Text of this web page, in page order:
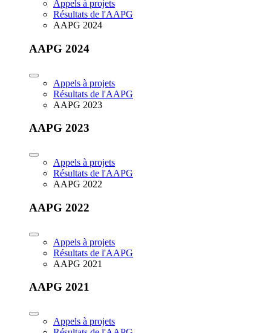
Appels à projets
Résultats de l'AAPG
AAPG 2024
AAPG 2024
Appels à projets
Résultats de l'AAPG
AAPG 2023
AAPG 2023
Appels à projets
Résultats de l'AAPG
AAPG 2022
AAPG 2022
Appels à projets
Résultats de l'AAPG
AAPG 2021
AAPG 2021
Appels à projets